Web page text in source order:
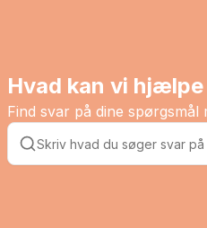
Hvad kan vi hjælpe
Find svar på dine spørgsmål